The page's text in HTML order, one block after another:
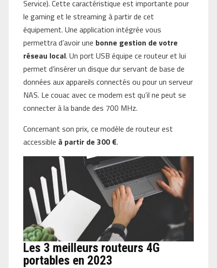
Service). Cette caractéristique est importante pour
le gaming et le streaming à partir de cet
équipement. Une application intégrée vous
permettra d’avoir une bonne gestion de votre
réseau local. Un port USB équipe ce routeur et lui
permet d’insérer un disque dur servant de base de
données aux appareils connectés ou pour un serveur
NAS. Le couac avec ce modem est qu’il ne peut se
connecter à la bande des 700 MHz.
Concernant son prix, ce modèle de routeur est
accessible à partir de 300 €.
Les 3 meilleurs routeurs 4G
portables en 2023